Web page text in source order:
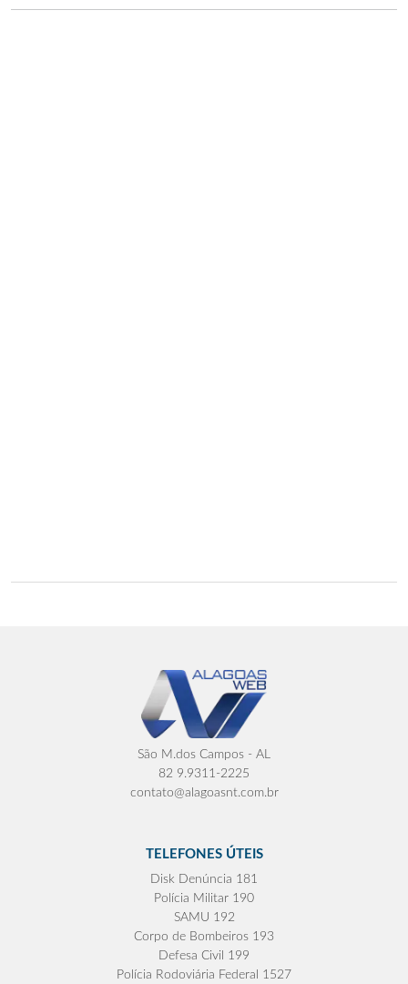
São M.dos Campos - AL
82 9.9311-2225
contato@alagoasnt.com.br
TELEFONES ÚTEIS
Disk Denúncia 181
Polícia Militar 190
SAMU 192
Corpo de Bombeiros 193
Defesa Civil 199
Polícia Rodoviária Federal 1527